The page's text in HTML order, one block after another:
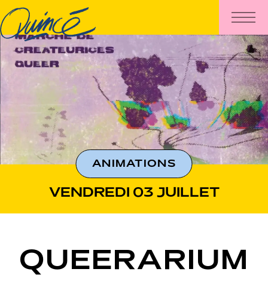
ANIMATIONS
VENDREDI 03 JUILLET
QUEERARIUM